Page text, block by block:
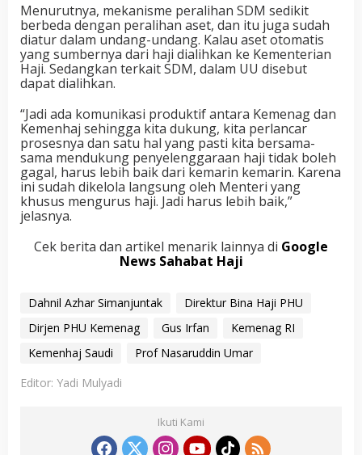
Menurutnya, mekanisme peralihan SDM sedikit
berbeda dengan peralihan aset, dan itu juga sudah
diatur dalam undang-undang. Kalau aset otomatis
yang sumbernya dari haji dialihkan ke Kementerian
Haji. Sedangkan terkait SDM, dalam UU disebut
dapat dialihkan.
“Jadi ada komunikasi produktif antara Kemenag dan
Kemenhaj sehingga kita dukung, kita perlancar
prosesnya dan satu hal yang pasti kita bersama-
sama mendukung penyelenggaraan haji tidak boleh
gagal, harus lebih baik dari kemarin kemarin. Karena
ini sudah dikelola langsung oleh Menteri yang
khusus mengurus haji. Jadi harus lebih baik,”
jelasnya.
Cek berita dan artikel menarik lainnya di Google
News Sahabat Haji
Dahnil Azhar Simanjuntak
Direktur Bina Haji PHU
Dirjen PHU Kemenag
Gus Irfan
Kemenag RI
Kemenhaj Saudi
Prof Nasaruddin Umar
Editor: Yadi Mulyadi
Ikuti Kami